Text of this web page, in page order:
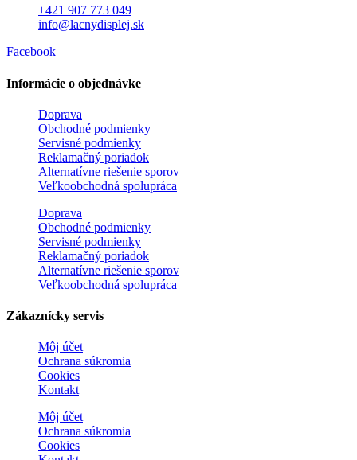
+421 907 773 049
info@lacnydisplej.sk
Facebook
Informácie o objednávke
Doprava
Obchodné podmienky
Servisné podmienky
Reklamačný poriadok
Alternatívne riešenie sporov
Veľkoobchodná spolupráca
Doprava
Obchodné podmienky
Servisné podmienky
Reklamačný poriadok
Alternatívne riešenie sporov
Veľkoobchodná spolupráca
Zákaznícky servis
Môj účet
Ochrana súkromia
Cookies
Kontakt
Môj účet
Ochrana súkromia
Cookies